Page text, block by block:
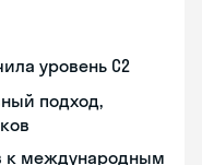
уровень С2
подход,
к международным